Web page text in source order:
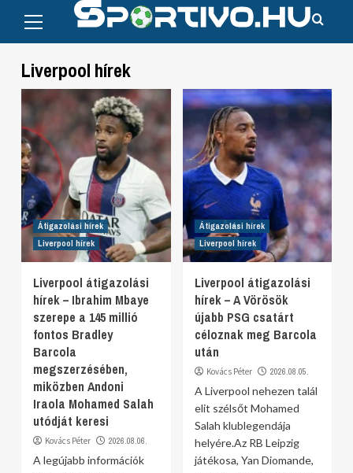
content
Menu
Liverpool hírek
Átigazolási hírek
Liverpool hírek
Liverpool átigazolási
hírek – Ibrahim Mbaye
szerepe a 145 millió
fontos Bradley
Barcola
megszerzésében,
miközben Andoni
Iraola Mohamed Salah
utódját keresi
Kovács Péter 2026.08.06.
A legújabb információk
Átigazolási hírek
Liverpool hírek
Liverpool átigazolási
hírek – A Vörösök
újabb PSG csatárt
céloznak meg Barcola
után
Kovács Péter 2026.08.05.
A Liverpool nehezen talál
elit szélsőt Mohamed
Salah klublegendája
helyére.Az RB Leipzig
játékosa, Yan Diomande,